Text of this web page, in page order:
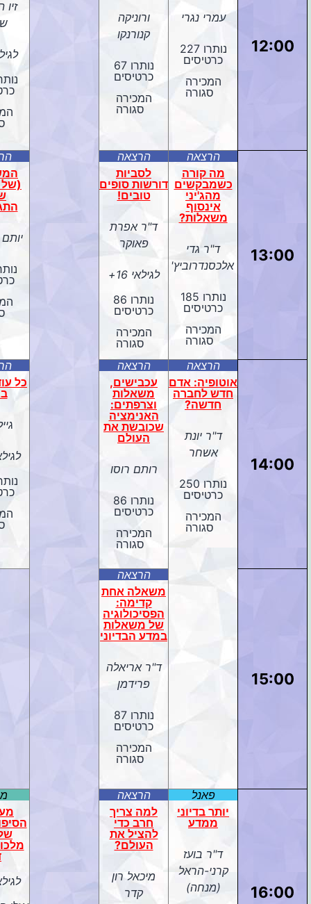
12:00
עמרי נגרי
נותרו 227
כרטיסים
המכירה
סגורה
ורוניקה
קנורנקו
נותרו 67
כרטיסים
המכירה
סגורה
זיו
13:00
הרצאה
מה קורה
כשמבקשים
מהג'יני
אינסוף
משאלות?
ד"ר גדי
אלכסנדרוביץ'
נותרו 185
כרטיסים
המכירה
סגורה
הרצאה
לסביות
דורשות סופים
טובים!
ד"ר אפרת
פאוקר
לגילאי 16+
נותרו 86
כרטיסים
המכירה
סגורה
(של
14:00
הרצאה
אוטופיה: אדם
חדש לחברה
חדשה?
ד"ר יונת
אשחר
נותרו 250
כרטיסים
המכירה
סגורה
הרצאה
עכבישים,
משאלות
וצרפתים:
האנימציה
שכובשת את
העולם
רותם רוסו
נותרו 86
כרטיסים
המכירה
סגורה
כל
15:00
הרצאה
משאלה אחת
קדימה:
הפסיכולוגיה
של משאלות
במדע הבדיוני
ד"ר אריאלה
פרידמן
נותרו 87
כרטיסים
המכירה
סגורה
16:00
פאנל
יותר בדיוני
ממדע
ד"ר בועז
קרני-הראל
(מנחה)
הרצאה
למה צריך
חרב כדי
להציל את
העולם?
מיכאל רון
קדר